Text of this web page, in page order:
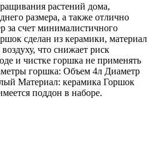
растений дома,
размера, а также отлично
за счет минималистичного
сделан из керамики, материал
что снижает риск
и чистке горшка не применять
горшка: Объем 4л Диаметр
Материал: керамика Горшок
поддон в наборе.